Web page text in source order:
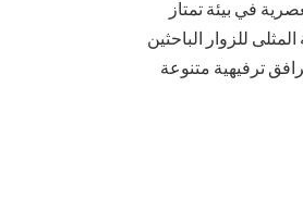
في بيئة تمتاز
للزوار الباحثين
ترفيهية متنوعة